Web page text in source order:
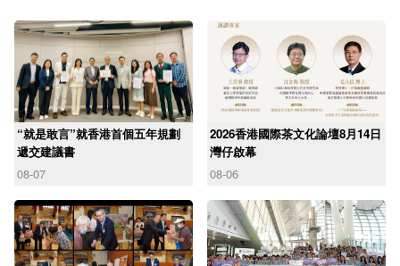
“就是敢言”就香港首個五年規劃
遞交建議書
08-07
2026香港國際茶文化論壇8月14日
灣仔啟幕
08-06